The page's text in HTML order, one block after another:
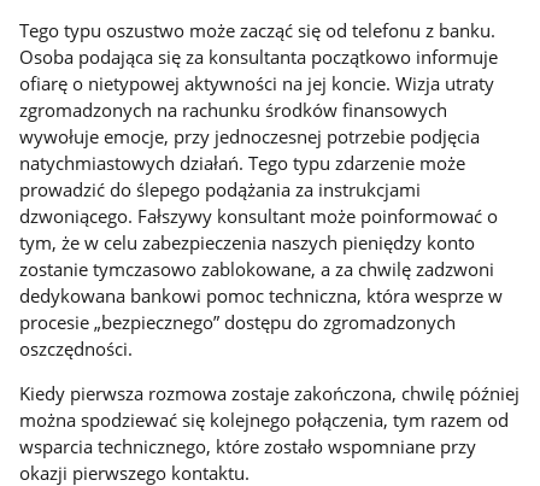
Tego typu oszustwo może zacząć się od telefonu z banku.
Osoba podająca się za konsultanta początkowo informuje
ofiarę o nietypowej aktywności na jej koncie. Wizja utraty
zgromadzonych na rachunku środków finansowych
wywołuje emocje, przy jednoczesnej potrzebie podjęcia
natychmiastowych działań. Tego typu zdarzenie może
prowadzić do ślepego podążania za instrukcjami
dzwoniącego. Fałszywy konsultant może poinformować o
tym, że w celu zabezpieczenia naszych pieniędzy konto
zostanie tymczasowo zablokowane, a za chwilę zadzwoni
dedykowana bankowi pomoc techniczna, która wesprze w
procesie „bezpiecznego” dostępu do zgromadzonych
oszczędności.
Kiedy pierwsza rozmowa zostaje zakończona, chwilę później
można spodziewać się kolejnego połączenia, tym razem od
wsparcia technicznego, które zostało wspomniane przy
okazji pierwszego kontaktu.